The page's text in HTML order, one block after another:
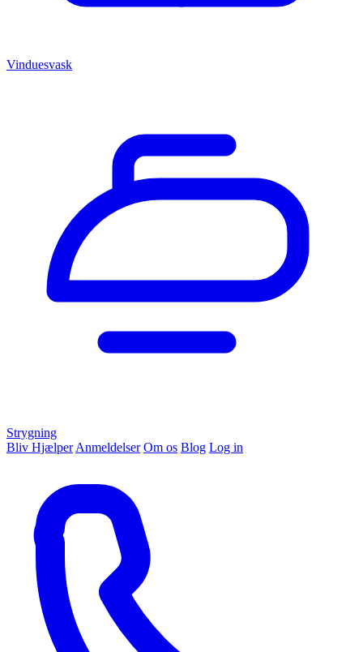
Vinduesvask
Strygning
Bliv Hjælper Anmeldelser Om os Blog Log in